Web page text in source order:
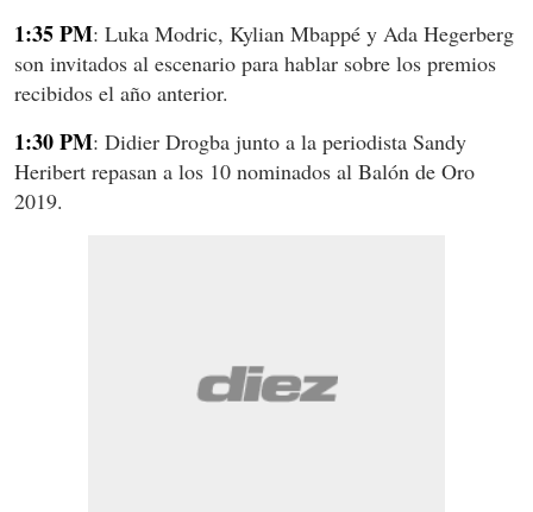
1:35 PM: Luka Modric, Kylian Mbappé y Ada Hegerberg
son invitados al escenario para hablar sobre los premios
recibidos el año anterior.
1:30 PM: Didier Drogba junto a la periodista Sandy
Heribert repasan a los 10 nominados al Balón de Oro
2019.